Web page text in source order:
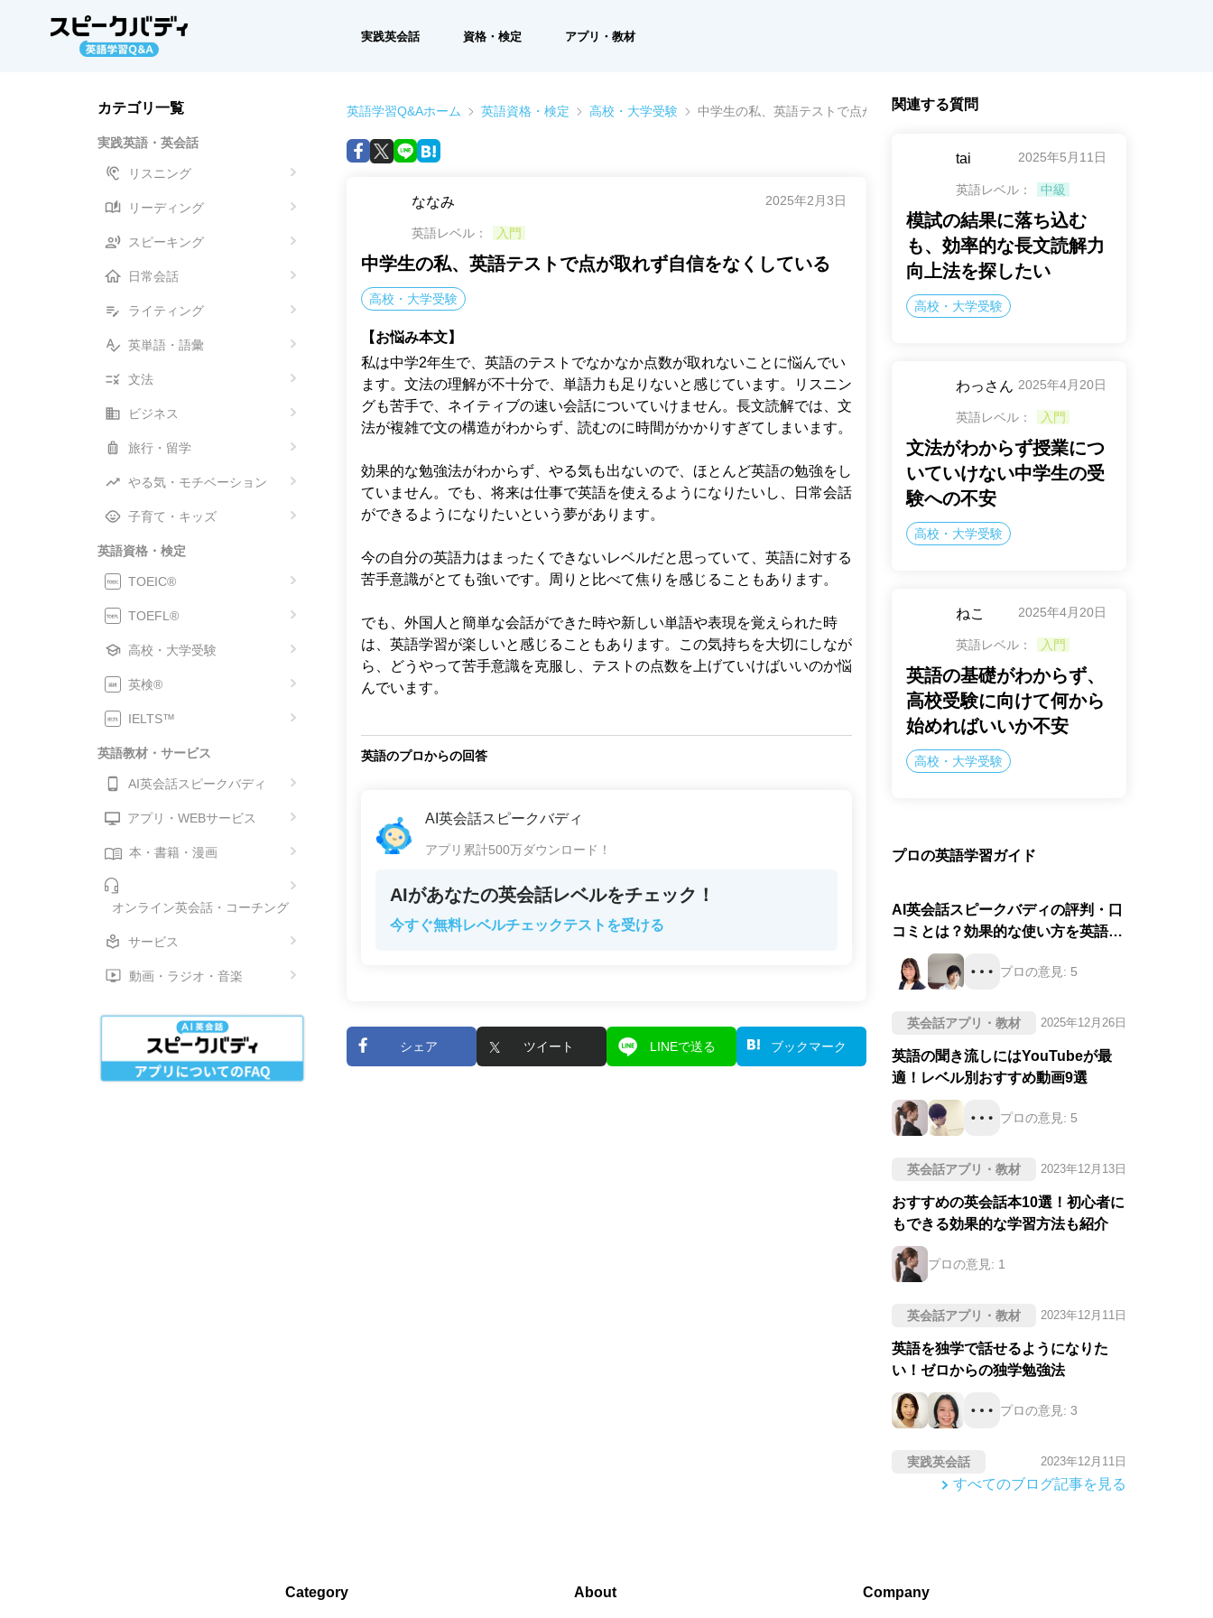
実践英会話 資格・検定 アプリ・教材
カテゴリ一覧
実践英語・英会話
リスニング
リーディング
スピーキング
日常会話
ライティング
英単語・語彙
文法
ビジネス
旅行・留学
やる気・モチベーション
子育て・キッズ
英語資格・検定
TOEIC®
TOEFL®
高校・大学受験
英検®
IELTS™
英語教材・サービス
AI英会話スピークバディ
アプリ・WEBサービス
本・書籍・漫画
オンライン英会話・コーチング
サービス
動画・ラジオ・音楽
英語学習Q&Aホーム 英語資格・検定 高校・大学受験 中学生の私、英語テストで点が取れず自信をなくしている
ななみ 2025年2月3日
英語レベル： 入門
中学生の私、英語テストで点が取れず自信をなくしている
高校・大学受験
【お悩み本文】
私は中学2年生で、英語のテストでなかなか点数が取れないことに悩んでい
ます。文法の理解が不十分で、単語力も足りないと感じています。リスニン
グも苦手で、ネイティブの速い会話についていけません。長文読解では、文
法が複雑で文の構造がわからず、読むのに時間がかかりすぎてしまいます。
効果的な勉強法がわからず、やる気も出ないので、ほとんど英語の勉強をし
ていません。でも、将来は仕事で英語を使えるようになりたいし、日常会話
ができるようになりたいという夢があります。
今の自分の英語力はまったくできないレベルだと思っていて、英語に対する
苦手意識がとても強いです。周りと比べて焦りを感じることもあります。
でも、外国人と簡単な会話ができた時や新しい単語や表現を覚えられた時
は、英語学習が楽しいと感じることもあります。この気持ちを大切にしなが
ら、どうやって苦手意識を克服し、テストの点数を上げていけばいいのか悩
んでいます。
英語のプロからの回答
AI英会話スピークバディ
アプリ累計500万ダウンロード！
AIがあなたの英会話レベルをチェック！
今すぐ無料レベルチェックテストを受ける
シェア ツイート LINEで送る ブックマーク
関連する質問
tai 2025年5月11日
英語レベル： 中級
模試の結果に落ち込む
も、効率的な長文読解力
向上法を探したい
高校・大学受験
わっさん 2025年4月20日
英語レベル： 入門
文法がわからず授業につ
いていけない中学生の受
験への不安
高校・大学受験
ねこ 2025年4月20日
英語レベル： 入門
英語の基礎がわからず、
高校受験に向けて何から
始めればいいか不安
高校・大学受験
プロの英語学習ガイド
AI英会話スピークバディの評判・口
コミとは？効果的な使い方を英語の
プロが徹底評価！
プロの意見: 5
英会話アプリ・教材 2025年12月26日
英語の聞き流しにはYouTubeが最
適！レベル別おすすめ動画9選
プロの意見: 5
英会話アプリ・教材 2023年12月13日
おすすめの英会話本10選！初心者に
もできる効果的な学習方法も紹介
プロの意見: 1
英会話アプリ・教材 2023年12月11日
英語を独学で話せるようになりた
い！ゼロからの独学勉強法
プロの意見: 3
実践英会話 2023年12月11日
すべてのブログ記事を見る
Category About Company